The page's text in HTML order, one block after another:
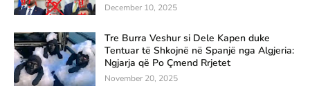
December 10, 2025
Tre Burra Veshur si Dele Kapen duke
Tentuar të Shkojnë në Spanjë nga Algjeria:
Ngjarja që Po Çmend Rrjetet
November 20, 2025